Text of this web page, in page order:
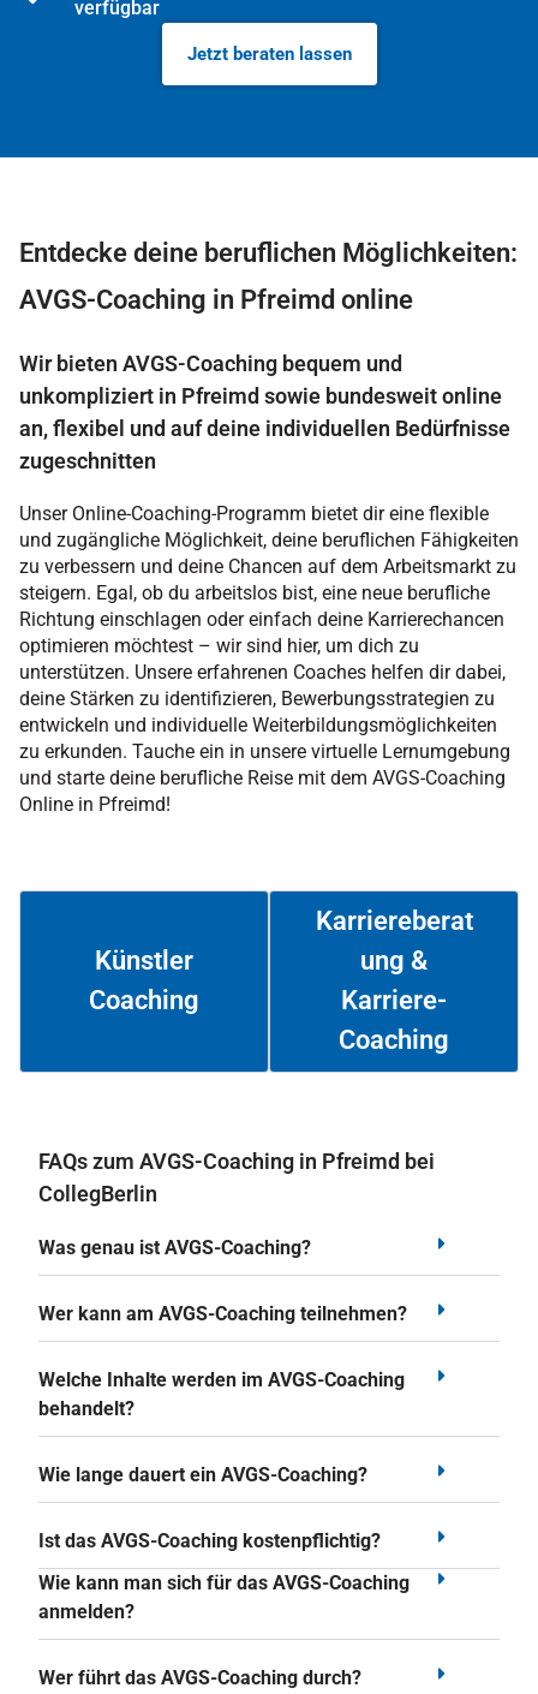
verfügbar
Jetzt beraten lassen
Entdecke deine beruflichen Möglichkeiten:
AVGS-Coaching in Pfreimd online
Wir bieten AVGS-Coaching bequem und
unkompliziert in Pfreimd sowie bundesweit online
an, flexibel und auf deine individuellen Bedürfnisse
zugeschnitten
Unser Online-Coaching-Programm bietet dir eine flexible
und zugängliche Möglichkeit, deine beruflichen Fähigkeiten
zu verbessern und deine Chancen auf dem Arbeitsmarkt zu
steigern. Egal, ob du arbeitslos bist, eine neue berufliche
Richtung einschlagen oder einfach deine Karrierechancen
optimieren möchtest – wir sind hier, um dich zu
unterstützen. Unsere erfahrenen Coaches helfen dir dabei,
deine Stärken zu identifizieren, Bewerbungsstrategien zu
entwickeln und individuelle Weiterbildungsmöglichkeiten
zu erkunden. Tauche ein in unsere virtuelle Lernumgebung
und starte deine berufliche Reise mit dem AVGS-Coaching
Online in Pfreimd!
Künstler
Coaching
Weiterlesen
Karriereberat
ung &
Karriere-
Coaching
Weiterlesen
FAQs zum AVGS-Coaching in Pfreimd bei
CollegBerlin
Was genau ist AVGS-Coaching?
Wer kann am AVGS-Coaching teilnehmen?
Welche Inhalte werden im AVGS-Coaching
behandelt?
Wie lange dauert ein AVGS-Coaching?
Ist das AVGS-Coaching kostenpflichtig?
Wie kann man sich für das AVGS-Coaching
anmelden?
Wer führt das AVGS-Coaching durch?